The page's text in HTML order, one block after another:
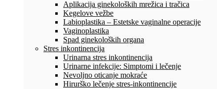
Aplikacija ginekoloških mrežica i tračica
Kegelove vežbe
Labioplastika – Estetske vaginalne operacije
Vaginoplastika
Spad ginekoloških organa
Stres inkontinencija
Urinarna stres inkontinencija
Urinarne infekcije: Simptomi i lečenje
Nevoljno oticanje mokraće
Hirurško lečenje stres-inkontinencije